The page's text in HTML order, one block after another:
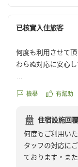
宿泊支配人
已核實入住旅客
何度も利用させて
わらぬ対応に安心し
共有スペースの狭さ
力を入れている点
ご検討頂きたいで
次回も必ず利用し
檢舉 有幫助
住宿設施回覆
何度もご利用い
タッフの対応に
ております。ま